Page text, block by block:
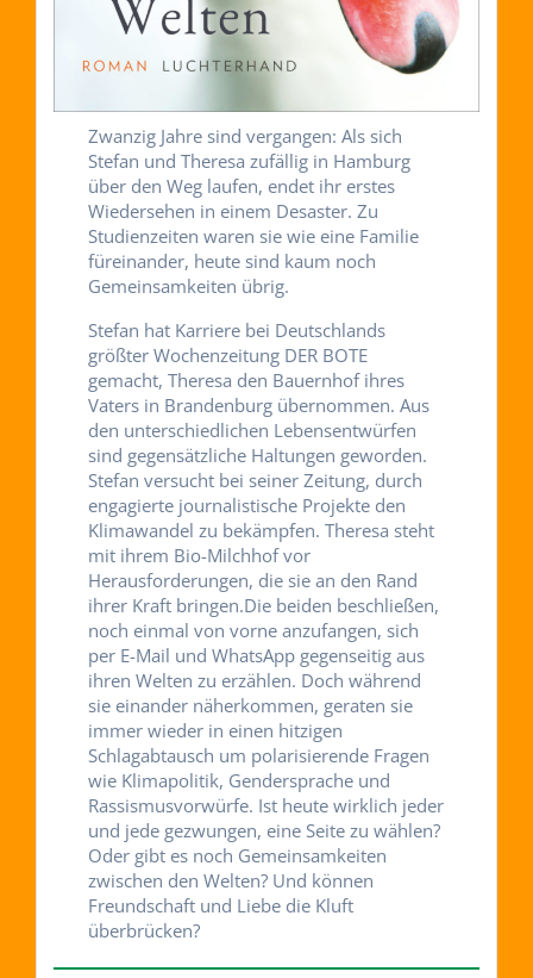
Zwanzig Jahre sind vergangen: Als sich
Stefan und Theresa zufällig in Hamburg
über den Weg laufen, endet ihr erstes
Wiedersehen in einem Desaster. Zu
Studienzeiten waren sie wie eine Familie
füreinander, heute sind kaum noch
Gemeinsamkeiten übrig.
Stefan hat Karriere bei Deutschlands
größter Wochenzeitung DER BOTE
gemacht, Theresa den Bauernhof ihres
Vaters in Brandenburg übernommen. Aus
den unterschiedlichen Lebensentwürfen
sind gegensätzliche Haltungen geworden.
Stefan versucht bei seiner Zeitung, durch
engagierte journalistische Projekte den
Klimawandel zu bekämpfen. Theresa steht
mit ihrem Bio-Milchhof vor
Herausforderungen, die sie an den Rand
ihrer Kraft bringen.Die beiden beschließen,
noch einmal von vorne anzufangen, sich
per E-Mail und WhatsApp gegenseitig aus
ihren Welten zu erzählen. Doch während
sie einander näherkommen, geraten sie
immer wieder in einen hitzigen
Schlagabtausch um polarisierende Fragen
wie Klimapolitik, Gendersprache und
Rassismusvorwürfe. Ist heute wirklich jeder
und jede gezwungen, eine Seite zu wählen?
Oder gibt es noch Gemeinsamkeiten
zwischen den Welten? Und können
Freundschaft und Liebe die Kluft
überbrücken?